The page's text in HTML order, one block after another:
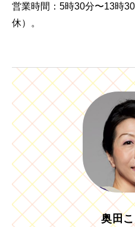
営業時間：5時30分〜13時
休）。
奥田